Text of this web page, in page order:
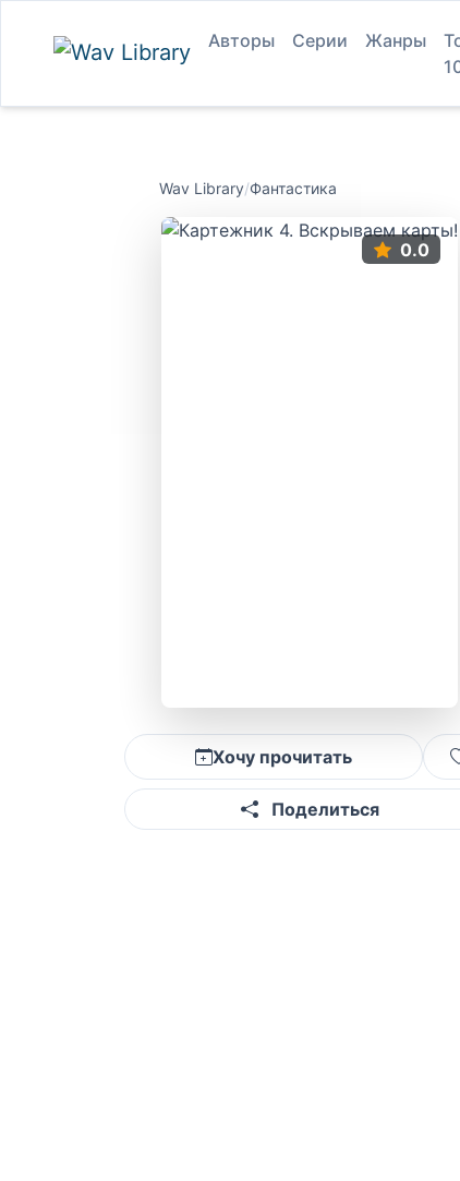
Авторы Серии Жанры
Wav Library/Фантастика
0.0
Хочу прочитать
Поделиться